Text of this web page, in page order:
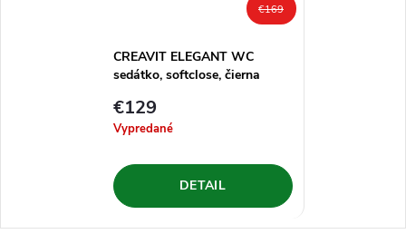
€169
CREAVIT ELEGANT WC
sedátko, softclose, čierna
€129
Vypredané
DETAIL